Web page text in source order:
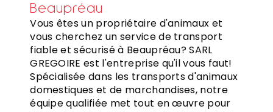
Beaupréau
Vous êtes un propriétaire d'animaux et
vous cherchez un service de transport
fiable et sécurisé à Beaupréau? SARL
GREGOIRE est l'entreprise qu'il vous faut!
Spécialisée dans les transports d'animaux
domestiques et de marchandises, notre
équipe qualifiée met tout en œuvre pour